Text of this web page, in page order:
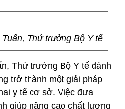
Thứ trưởng Bộ Y tế
Thứ trưởng Bộ Y tế đánh
trở thành một giải pháp
y tế cơ sở. Việc đưa
giúp nâng cao chất lượng